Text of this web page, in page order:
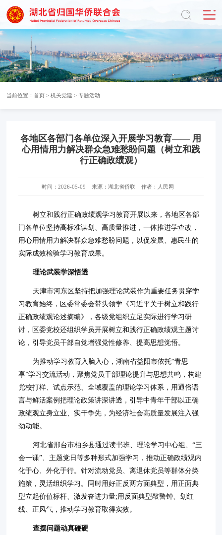
当前位置：首页 >机关党建 >专题活动
各地区各部门各单位深入开展学习教育—— 用
心用情用力解决群众急难愁盼问题（树立和践
行正确政绩观）
时间：2026-05-09 来源：湖北省侨联 作者：人民网
树立和践行正确政绩观学习教育开展以来，各地区各部
门各单位坚持高标准谋划、高质量推进，一体推进学查改，
用心用情用力解决群众急难愁盼问题，以促发展、惠民生的
实际成效检验学习教育成果。
理论武装学深悟透
天津市河东区坚持把加强理论武装作为重要任务贯穿学
习教育始终，区委常委会带头领学《习近平关于树立和践行
正确政绩观论述摘编》，各级党组织立足实际进行学习研
讨，区委党校还组织学员开展树立和践行正确政绩观主题讨
论，引导党员干部自觉增强党性修养、提高思想觉悟。
为推动学习教育入脑入心，湖南省益阳市依托“青思
享”学习交流活动，聚焦党员干部理论提升与思想共鸣，构建
党校打样、试点示范、全域覆盖的理论学习体系，用通俗语
言与鲜活案例把理论政策讲深讲透，引导中青年干部以正确
政绩观立身立业、实干争先，为经济社会高质量发展注入强
劲动能。
河北省邢台市柏乡县通过读书班、理论学习中心组、“三
会一课”、主题党日等多种形式加强学习，推动正确政绩观内
化于心、外化于行。针对流动党员、离退休党员等群体分类
施策，灵活组织学习。同时用好正反两方面典型，用正面典
型立起价值标杆、激发奋进力量;用反面典型敲警钟、划红
线、正风气，推动学习教育取得实效。
查摆问题动真碰硬